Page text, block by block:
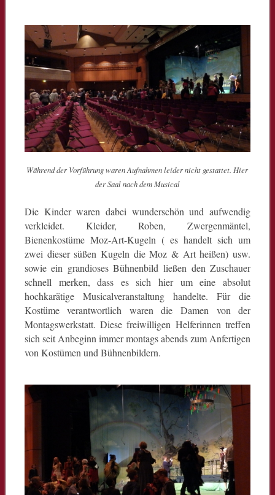
Während der Vorführung waren Aufnahmen leider nicht gestattet. Hier
der Saal nach dem Musical
Die Kinder waren dabei wunderschön und aufwendig
verkleidet. Kleider, Roben, Zwergenmäntel,
Bienenkostüme Moz-Art-Kugeln ( es handelt sich um
zwei dieser süßen Kugeln die Moz & Art heißen) usw.
sowie ein grandioses Bühnenbild ließen den Zuschauer
schnell merken, dass es sich hier um eine absolut
hochkarätige Musicalveranstaltung handelte. Für die
Kostüme verantwortlich waren die Damen von der
Montagswerkstatt. Diese freiwilligen Helferinnen treffen
sich seit Anbeginn immer montags abends zum Anfertigen
von Kostümen und Bühnenbildern.